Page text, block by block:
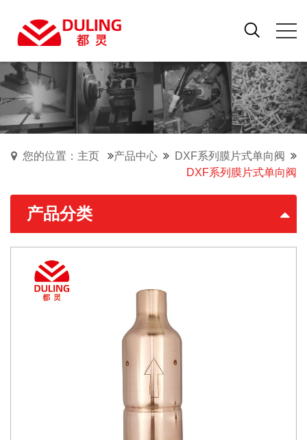
您的位置：主页 产品中心
DXF系列膜片式单向阀
DXF系列膜片式单向阀
产品分类